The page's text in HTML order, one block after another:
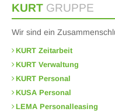
KURT GRUPPE
Wir sind ein
KURT Zeitarbeit
KURT Verwaltung
KURT Personal
KUSA Personal
LEMA Personalleasing